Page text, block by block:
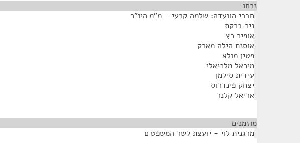
נכחו
חברי הוועדה: שלמה קרעי – מ"מ היו"ר
ניר ברקת
אופיר כץ
אוסנת הילה מארק
פטין מולא
מיכאל מלכיאלי
עידית סילמן
יצחק פינדרוס
אריאל קלנר
מוזמנים
מרגנית לוי - יועצת לשר המשפטים